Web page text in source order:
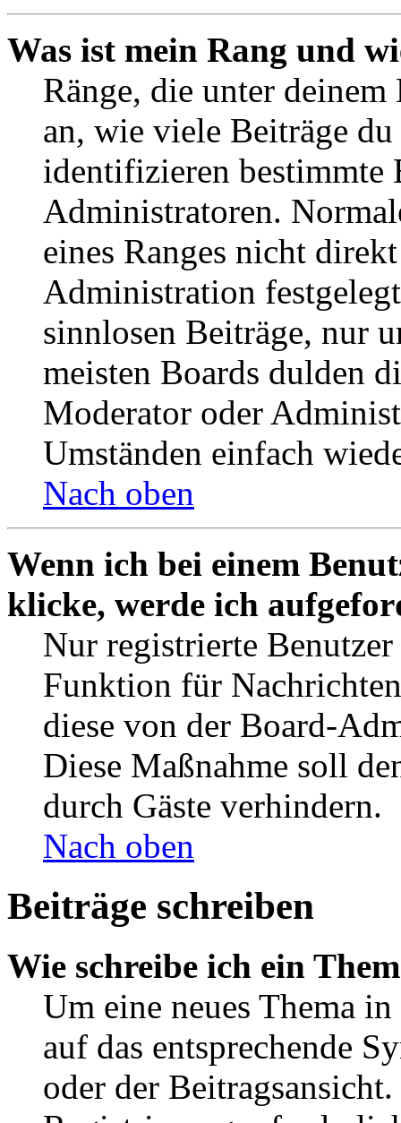
Was ist mein Rang und
Ränge, die unter deinem
an, wie viele Beiträge
identifizieren bestimmte
Administratoren.
eines Ranges nicht
Administration
sinnlosen Beiträge, nur
meisten Boards dulden
Moderator oder
Umständen einfach
Nach oben
Wenn ich bei einem
klicke, werde ich
Nur registrierte
Funktion für
diese von der Board-
Diese Maßnahme soll
durch Gäste verhindern.
Nach oben
Beiträge schreiben
Wie schreibe ich ein
Um eine neues Thema
auf das entsprechende
oder der